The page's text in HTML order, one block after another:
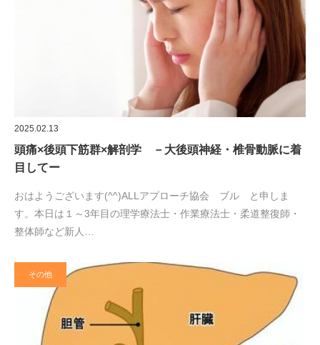
2025.02.13
頭痛×後頭下筋群×解剖学 －大後頭神経・椎骨動脈に着
目してー
おはようございます(^^)ALLアプローチ協会 ブル と申しま
す。本日は１～3年目の理学療法士・作業療法士・柔道整復師・
整体師など新人…
その他